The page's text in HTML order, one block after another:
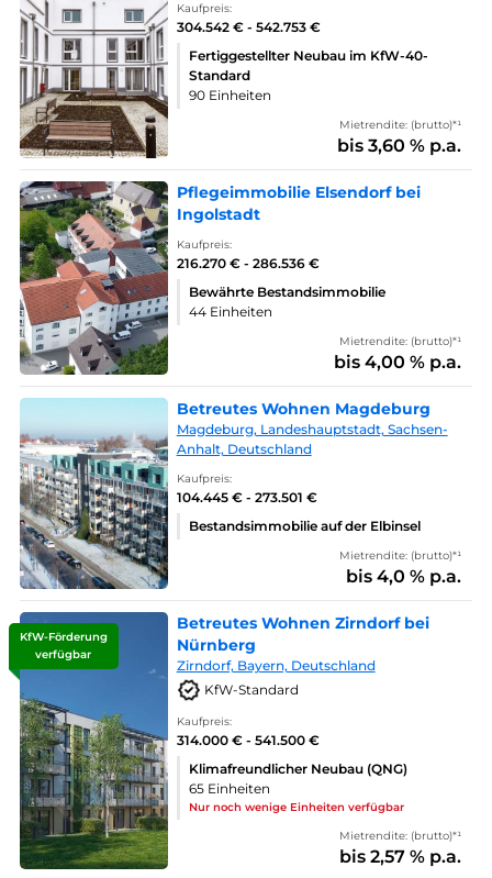
Kaufpreis:
304.542 € - 542.753 €
Fertiggestellter Neubau im KfW-40-
Standard
90 Einheiten
Mietrendite: (brutto)*¹
bis 3,60 % p.a.
Pflegeimmobilie Elsendorf bei
Ingolstadt
Kaufpreis:
216.270 € - 286.536 €
Bewährte Bestandsimmobilie
44 Einheiten
Mietrendite: (brutto)*¹
bis 4,00 % p.a.
Betreutes Wohnen Magdeburg
Magdeburg, Landeshauptstadt, Sachsen-
Anhalt, Deutschland
Kaufpreis:
104.445 € - 273.501 €
Bestandsimmobilie auf der Elbinsel
Mietrendite: (brutto)*¹
bis 4,0 % p.a.
KfW-Förderung
verfügbar
Betreutes Wohnen Zirndorf bei
Nürnberg
Zirndorf, Bayern, Deutschland
KfW-Standard
Kaufpreis:
314.000 € - 541.500 €
Klimafreundlicher Neubau (QNG)
65 Einheiten
Nur noch wenige Einheiten verfügbar
Mietrendite: (brutto)*¹
bis 2,57 % p.a.